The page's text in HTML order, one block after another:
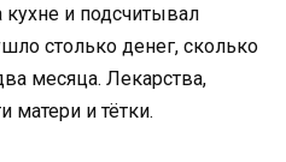
и подсчитывал
столько денег, сколько
месяца. Лекарства,
матери и тётки.